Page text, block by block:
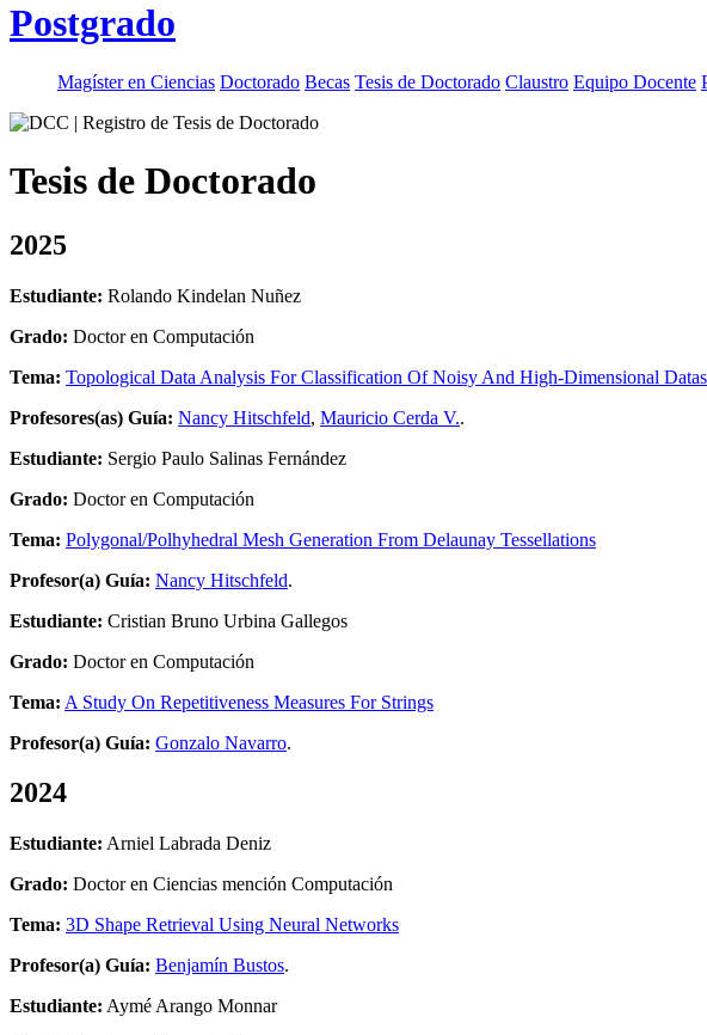
Postgrado
Magíster en Ciencias Doctorado Becas Tesis de Doctorado Claustro Equipo Docente
Tesis de Doctorado
2025
Estudiante: Rolando Kindelan Nuñez
Grado: Doctor en Computación
Tema: Topological Data Analysis For Classification Of Noisy And High-Dimensional
Profesores(as) Guía: Nancy Hitschfeld, Mauricio Cerda V..
Estudiante: Sergio Paulo Salinas Fernández
Grado: Doctor en Computación
Tema: Polygonal/Polhyhedral Mesh Generation From Delaunay Tessellations
Profesor(a) Guía: Nancy Hitschfeld.
Estudiante: Cristian Bruno Urbina Gallegos
Grado: Doctor en Computación
Tema: A Study On Repetitiveness Measures For Strings
Profesor(a) Guía: Gonzalo Navarro.
2024
Estudiante: Arniel Labrada Deniz
Grado: Doctor en Ciencias mención Computación
Tema: 3D Shape Retrieval Using Neural Networks
Profesor(a) Guía: Benjamín Bustos.
Estudiante: Aymé Arango Monnar